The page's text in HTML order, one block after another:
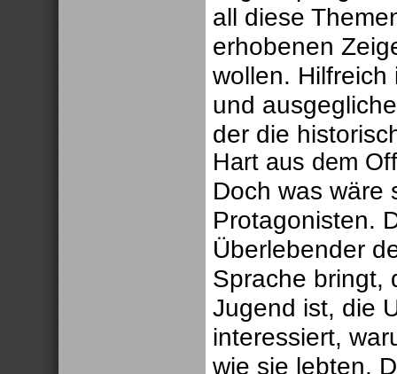
all diese
erhobenen
wollen. Hilfreich
und
der die
Hart aus dem
Doch was wäre
Protagonisten.
Überlebender
Sprache bringt,
Jugend ist, die
interessiert,
wie sie lebten.